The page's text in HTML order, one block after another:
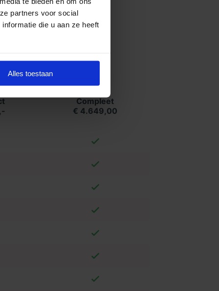
partners voor social
die u aan ze heeft
Alles toestaan
Compleet
€ 4.649,00